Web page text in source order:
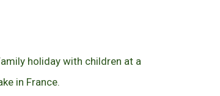
holiday with children at a
in France.